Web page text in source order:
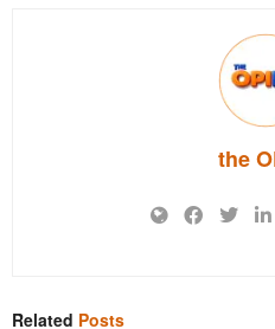
the
Related Posts